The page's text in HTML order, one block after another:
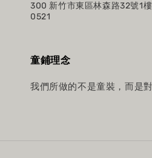
300 新竹市東區林森路32號1
0521
童鋪理念
我們所做的不是童裝，而是